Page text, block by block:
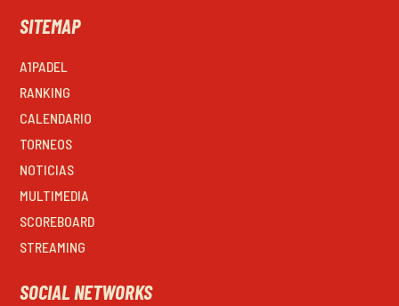
SITEMAP
A1PADEL
RANKING
CALENDARIO
TORNEOS
NOTICIAS
MULTIMEDIA
SCOREBOARD
STREAMING
SOCIAL NETWORKS